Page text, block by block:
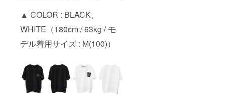
▲ COLOR : BLACK、
WHITE（180cm / 63kg / モ
デル着用サイズ : M(100)）